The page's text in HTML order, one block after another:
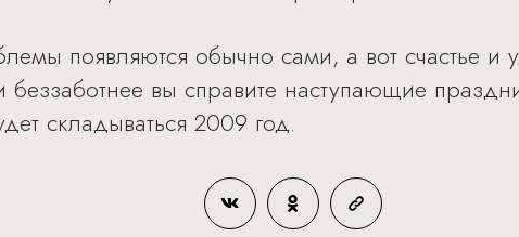
появляются обычно сами, а вот счастье и
беззаботнее вы справите наступающие
складываться 2009 год.